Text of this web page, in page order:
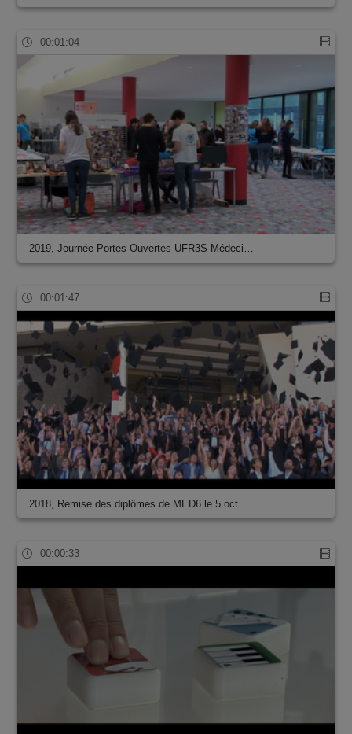
00:01:04
2019, Journée Portes Ouvertes UFR3S-Médeci…
00:01:47
2018, Remise des diplômes de MED6 le 5 oct…
00:00:33